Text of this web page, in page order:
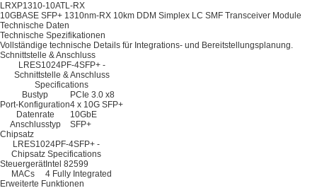
LRXP1310-10ATL-RX
10GBASE SFP+ 1310nm-RX 10km DDM Simplex LC SMF Transceiver Module
Technische Daten
Technische Spezifikationen
Vollständige technische Details für Integrations- und Bereitstellungsplanung.
Schnittstelle & Anschluss
LRES1024PF-4SFP+ -
Schnittstelle & Anschluss
Specifications
Bustyp
PCIe 3.0 x8
Port-Konfiguration4 x 10G SFP+
Datenrate
10GbE
Anschlusstyp
SFP+
Chipsatz
LRES1024PF-4SFP+ -
Chipsatz Specifications
SteuergerätIntel 82599
MACs
4 Fully Integrated
Erweiterte Funktionen